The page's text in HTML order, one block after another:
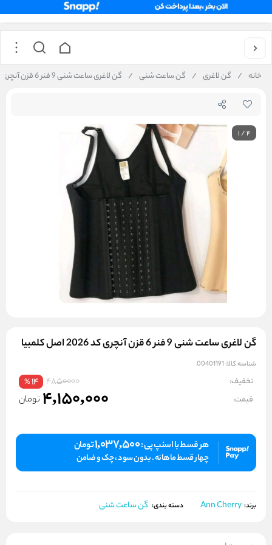
خانه / گن لاغری / گن ساعت شنی / گن لاغری ساعت شنی 9 فنر 6 قزن آنچری کد 2026 اصل کلمبیا
1/4
گن لاغری ساعت شنی 9 فنر 6 قزن آنچری کد 2026 اصل کلمبیا
شناسه کالا: 00401191
تخفیف: 4850000
14
%
قیمت: 4,150,000 تومان
هر قسط با اسنپ پی :1,037,500تومان
چهار قسط ماهانه . بدون سود ، چک و ضامن
برند: Ann Cherry دسته بندی: گن ساعت شنی